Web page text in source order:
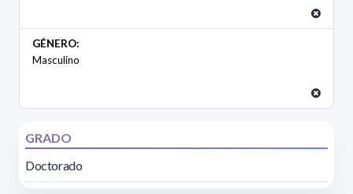
GÉNERO:
Masculino
GRADO
Doctorado